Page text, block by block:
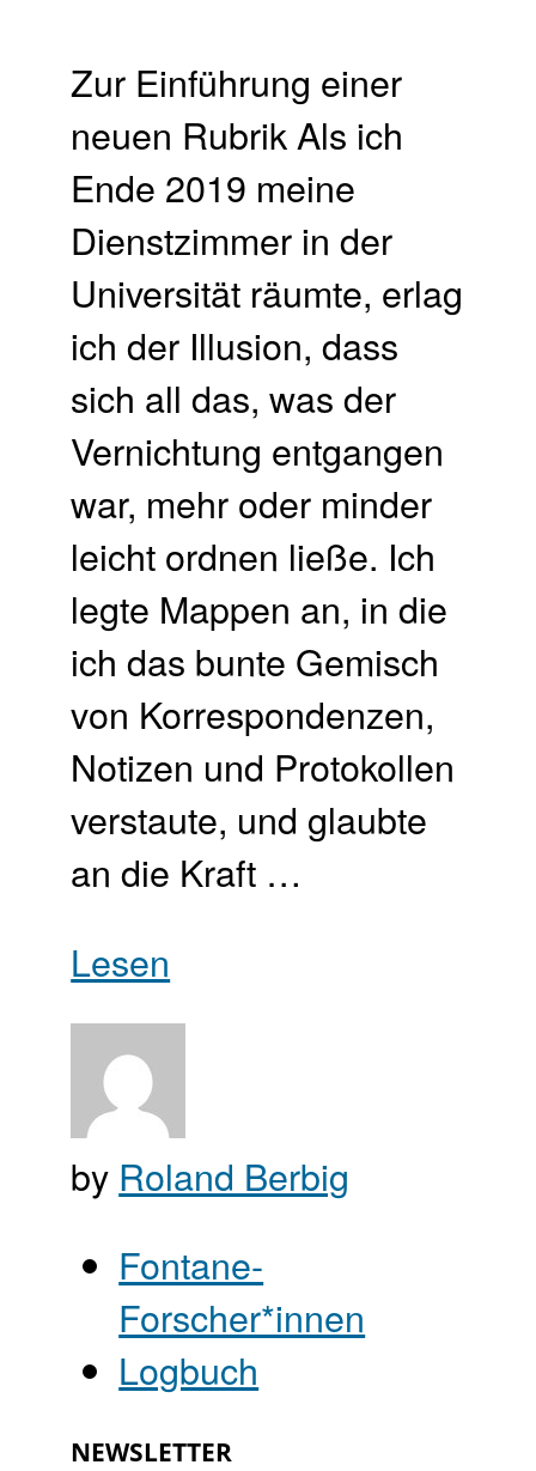
Zur Einführung einer
neuen Rubrik Als ich
Ende 2019 meine
Dienstzimmer in der
Universität räumte, erlag
ich der Illusion, dass
sich all das, was der
Vernichtung entgangen
war, mehr oder minder
leicht ordnen ließe. Ich
legte Mappen an, in die
ich das bunte Gemisch
von Korrespondenzen,
Notizen und Protokollen
verstaute, und glaubte
an die Kraft …
Lesen
by Roland Berbig
Fontane-
Forscher*innen
Logbuch
NEWSLETTER